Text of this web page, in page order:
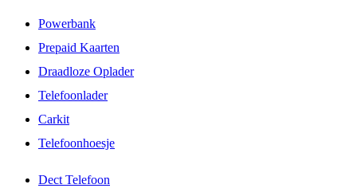
Powerbank
Prepaid Kaarten
Draadloze Oplader
Telefoonlader
Carkit
Telefoonhoesje
Dect Telefoon